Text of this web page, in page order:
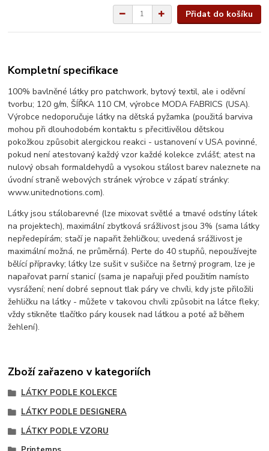
Přidat do košíku
Kompletní specifikace
100% bavlněné látky pro patchwork, bytový textil, ale i oděvní
tvorbu; 120 g/m, ŠÍŘKA 110 CM, výrobce MODA FABRICS (USA).
Výrobce nedoporučuje látky na dětská pyžamka (použitá barviva
mohou při dlouhodobém kontaktu s přecitlivělou dětskou
pokožkou způsobit alergickou reakci - ustanovení v USA povinné,
pokud není atestovaný každý vzor každé kolekce zvlášť; atest na
nulový obsah formaldehydů a vysokou stálost barev naleznete na
úvodní straně webových stránek výrobce v zápatí stránky:
www.unitednotions.com).
Látky jsou stálobarevné (lze mixovat světlé a tmavé odstíny látek
na projektech), maximální zbytková srážlivost jsou 3% (sama látky
nepředepírám; stačí je napařit žehličkou; uvedená srážlivost je
maximální možná, ne průměrná). Perte do 40 stupňů, nepoužívejte
bělící přípravky; látky lze sušit v sušičce na šetrný program, lze je
napařovat parní stanicí (sama je napařuji před použitím namísto
vysrážení; není dobré sepnout tlak páry ve chvíli, kdy jste přiložili
žehličku na látky - můžete v takovou chvíli způsobit na látce fleky;
vždy stikněte tlačítko páry kousek nad látkou a poté až během
žehlení).
Zboží zařazeno v kategoriích
LÁTKY PODLE KOLEKCE
LÁTKY PODLE DESIGNERA
LÁTKY PODLE VZORU